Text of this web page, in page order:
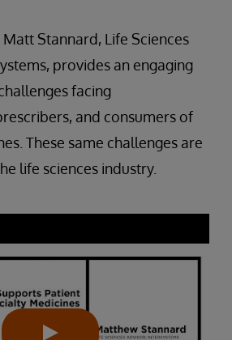
Stannard, Life Sciences
provides an engaging
facing
and consumers of
These same challenges are
life sciences industry.